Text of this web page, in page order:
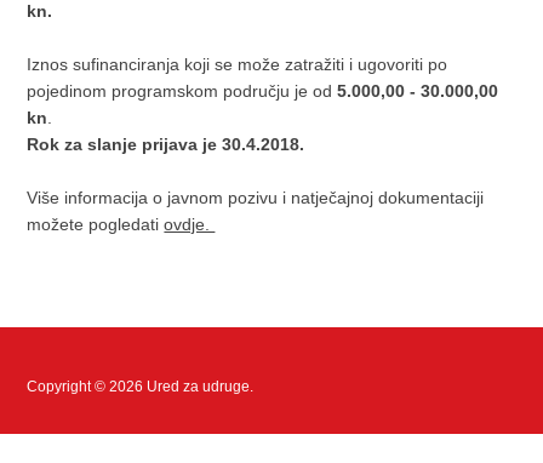
kn.
Iznos sufinanciranja koji se može zatražiti i ugovoriti po
pojedinom programskom području je od5.000,00 - 30.000,00
kn
Rok za slanje prijava je 30.4.2018.
Više informacija o javnom pozivu i natječajnoj dokumentaciji
možete pogledatiovdje.
Copyright © 2026 Ured za udruge.